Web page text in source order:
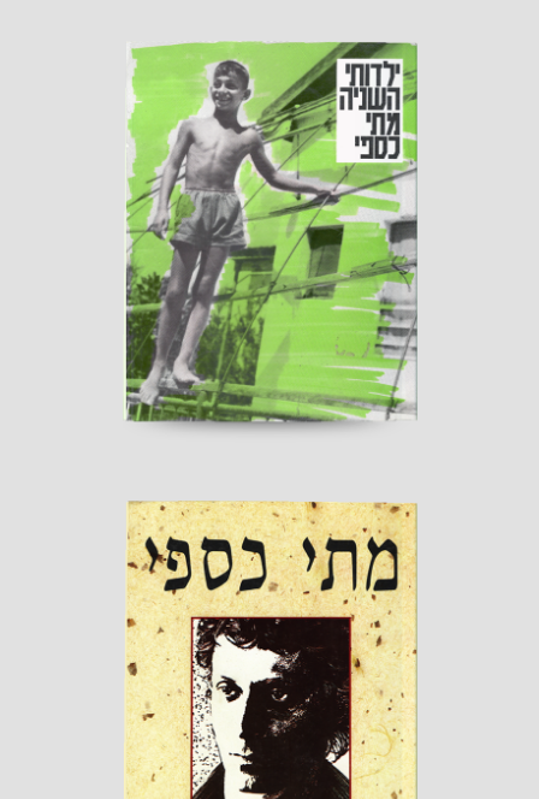
ילדותי השנייה
הוצאת "שרברק"
קראו עוד ←
אחד לאחד
הוצאת "כנרת"
קראו עוד ←